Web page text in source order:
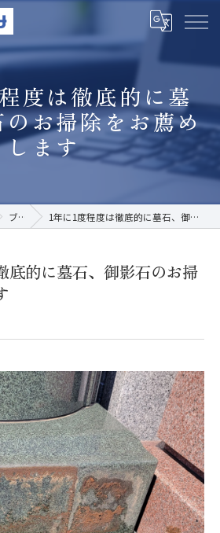
度は徹底的に墓
お掃除をお薦め
します
ブログ 1年に1度程度は徹底的に墓石、御影石のお掃除をお薦めします
底的に墓石、御影石のお掃